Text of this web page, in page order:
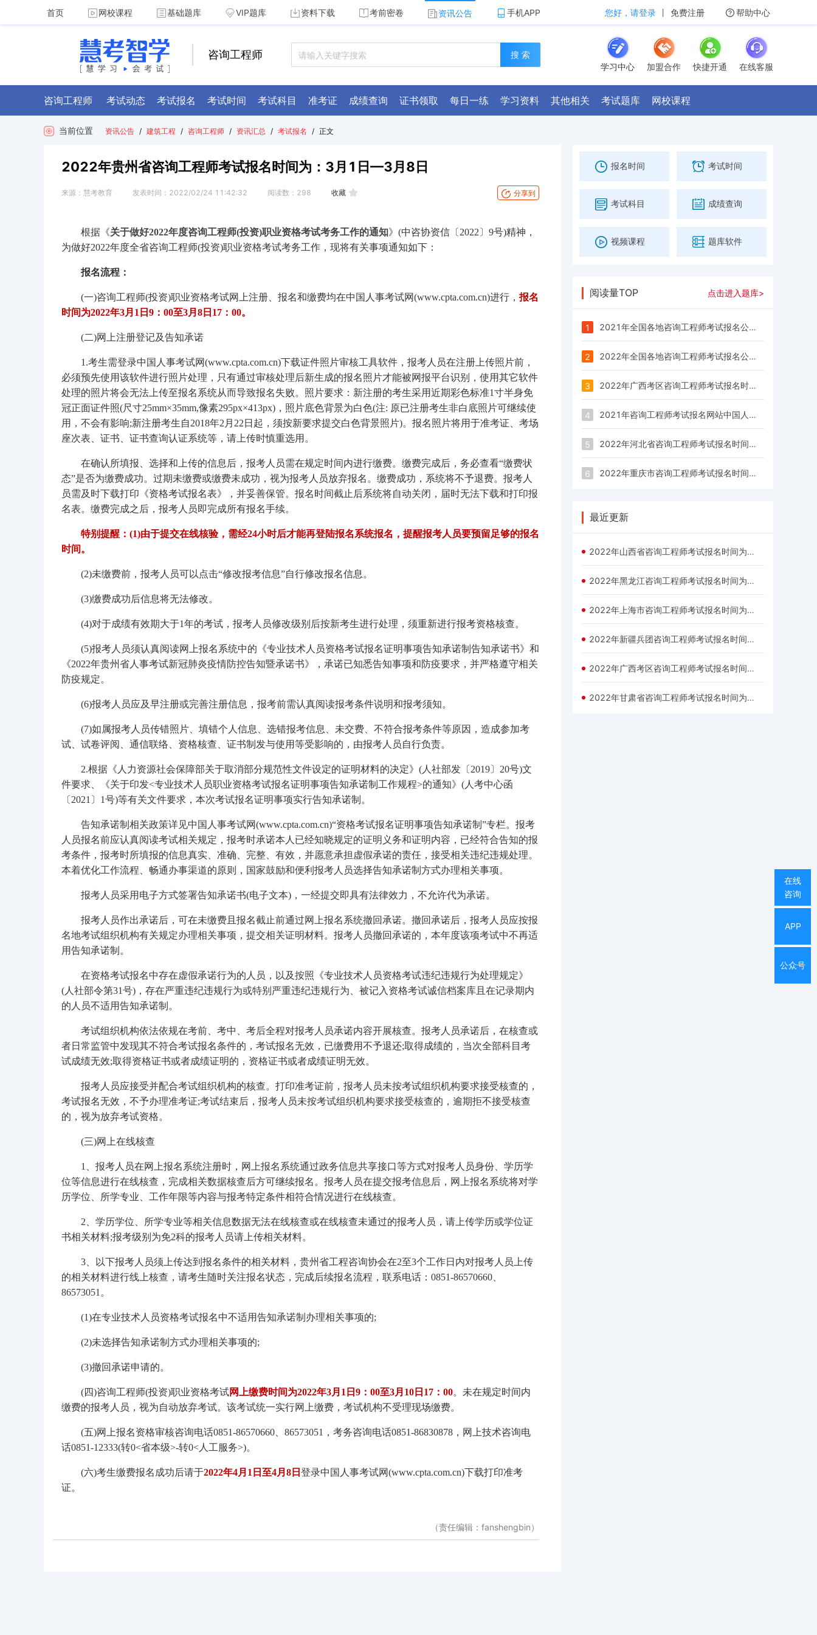
首页 网校课程 基础题库 VIP题库 资料下载 考前密卷 资讯公告 手机APP 您好，请登录 丨 免费注册 帮助中心
在线
咨询
APP
公众号
咨询工程师
搜 索
学习中心
加盟合作 快捷开通 在线客服
咨询工程师 考试动态 考试报名 考试时间 考试科目 准考证 成绩查询 证书领取 每日一练 学习资料 其他相关 考试题库 网校课程
当前位置 资讯公告 / 建筑工程 / 咨询工程师 / 资讯汇总 / 考试报名 / 正文
2022年贵州省咨询工程师考试报名时间为：3月1日—3月8日
来源： 慧考教育 发表时间： 2022/02/24 11:42:32 阅读数： 298 收藏 分享到
根据《关于做好2022年度咨询工程师(投资)职业资格考试考务工作的通知》(中咨协资信〔2022〕9号)精神，
为做好2022年度全省咨询工程师(投资)职业资格考试考务工作，现将有关事项通知如下：
报名流程：
(一)咨询工程师(投资)职业资格考试网上注册、报名和缴费均在中国人事考试网(www.cpta.com.cn)进行， 报名
时间为2022年3月1日9：00至3月8日17：00。
(二)网上注册登记及告知承诺
1.考生需登录中国人事考试网(www.cpta.com.cn)下载证件照片审核工具软件，报考人员在注册上传照片前，
必须预先使用该软件进行照片处理，只有通过审核处理后新生成的报名照片才能被网报平台识别，使用其它软件
处理的照片将会无法上传至报名系统从而导致报名失败。照片要求：新注册的考生采用近期彩色标准1寸半身免
冠正面证件照(尺寸25mm×35mm,像素295px×413px)，照片底色背景为白色(注: 原已注册考生非白底照片可继续使
用，不会有影响;新注册考生自2018年2月22日起，须按新要求提交白色背景照片)。报名照片将用于准考证、考场
座次表、证书、证书查询认证系统等，请上传时慎重选用。
在确认所填报、选择和上传的信息后，报考人员需在规定时间内进行缴费。缴费完成后，务必查看“缴费状
态”是否为缴费成功。过期未缴费或缴费未成功，视为报考人员放弃报名。缴费成功，系统将不予退费。报考人
员需及时下载打印《资格考试报名表》，并妥善保管。报名时间截止后系统将自动关闭，届时无法下载和打印报
名表。缴费完成之后，报考人员即完成所有报名手续。
特别提醒：(1)由于提交在线核验，需经24小时后才能再登陆报名系统报名，提醒报考人员要预留足够的报名
时间。
(2)未缴费前，报考人员可以点击“修改报考信息”自行修改报名信息。
(3)缴费成功后信息将无法修改。
(4)对于成绩有效期大于1年的考试，报考人员修改级别后按新考生进行处理，须重新进行报考资格核查。
(5)报考人员须认真阅读网上报名系统中的《专业技术人员资格考试报名证明事项告知承诺制告知承诺书》和
《2022年贵州省人事考试新冠肺炎疫情防控告知暨承诺书》，承诺已知悉告知事项和防疫要求，并严格遵守相关
防疫规定。
(6)报考人员应及早注册或完善注册信息，报考前需认真阅读报考条件说明和报考须知。
(7)如属报考人员传错照片、填错个人信息、选错报考信息、未交费、不符合报考条件等原因，造成参加考
试、试卷评阅、通信联络、资格核查、证书制发与使用等受影响的，由报考人员自行负责。
2.根据《人力资源社会保障部关于取消部分规范性文件设定的证明材料的决定》(人社部发〔2019〕20号)文
件要求、《关于印发<专业技术人员职业资格考试报名证明事项告知承诺制工作规程>的通知》(人考中心函
〔2021〕1号)等有关文件要求，本次考试报名证明事项实行告知承诺制。
告知承诺制相关政策详见中国人事考试网(www.cpta.com.cn)“资格考试报名证明事项告知承诺制”专栏。报考
人员报名前应认真阅读考试相关规定，报考时承诺本人已经知晓规定的证明义务和证明内容，已经符合告知的报
考条件，报考时所填报的信息真实、准确、完整、有效，并愿意承担虚假承诺的责任，接受相关违纪违规处理。
本着优化工作流程、畅通办事渠道的原则，国家鼓励和便利报考人员选择告知承诺制方式办理相关事项。
报考人员采用电子方式签署告知承诺书(电子文本)，一经提交即具有法律效力，不允许代为承诺。
报考人员作出承诺后，可在未缴费且报名截止前通过网上报名系统撤回承诺。撤回承诺后，报考人员应按报
名地考试组织机构有关规定办理相关事项，提交相关证明材料。报考人员撤回承诺的，本年度该项考试中不再适
用告知承诺制。
在资格考试报名中存在虚假承诺行为的人员，以及按照《专业技术人员资格考试违纪违规行为处理规定》
(人社部令第31号)，存在严重违纪违规行为或特别严重违纪违规行为、被记入资格考试诚信档案库且在记录期内
的人员不适用告知承诺制。
考试组织机构依法依规在考前、考中、考后全程对报考人员承诺内容开展核查。报考人员承诺后，在核查或
者日常监管中发现其不符合考试报名条件的，考试报名无效，已缴费用不予退还;取得成绩的，当次全部科目考
试成绩无效;取得资格证书或者成绩证明的，资格证书或者成绩证明无效。
报考人员应接受并配合考试组织机构的核查。打印准考证前，报考人员未按考试组织机构要求接受核查的，
考试报名无效，不予办理准考证;考试结束后，报考人员未按考试组织机构要求接受核查的，逾期拒不接受核查
的，视为放弃考试资格。
(三)网上在线核查
1、报考人员在网上报名系统注册时，网上报名系统通过政务信息共享接口等方式对报考人员身份、学历学
位等信息进行在线核查，完成相关数据核查后方可继续报名。报考人员在提交报考信息后，网上报名系统将对学
历学位、所学专业、工作年限等内容与报考特定条件相符合情况进行在线核查。
2、学历学位、所学专业等相关信息数据无法在线核查或在线核查未通过的报考人员，请上传学历或学位证
书相关材料;报考级别为免2科的报考人员请上传相关材料。
3、以下报考人员须上传达到报名条件的相关材料，贵州省工程咨询协会在2至3个工作日内对报考人员上传
的相关材料进行线上核查，请考生随时关注报名状态，完成后续报名流程，联系电话：0851-86570660、
86573051。
(1)在专业技术人员资格考试报名中不适用告知承诺制办理相关事项的;
(2)未选择告知承诺制方式办理相关事项的;
(3)撤回承诺申请的。
(四)咨询工程师(投资)职业资格考试网上缴费时间为2022年3月1日9：00至3月10日17：00。未在规定时间内
缴费的报考人员，视为自动放弃考试。该考试统一实行网上缴费，考试机构不受理现场缴费。
(五)网上报名资格审核咨询电话0851-86570660、86573051，考务咨询电话0851-86830878，网上技术咨询电
话0851-12333(转0<省本级>-转0<人工服务>)。
(六)考生缴费报名成功后请于2022年4月1日至4月8日 登录中国人事考试网(www.cpta.com.cn)下载打印准考
证。
（责任编辑：fanshengbin）
报名时间 考试时间
考试科目 成绩查询
视频课程 题库软件
阅读量TOP 点击进入题库>
1 2021年全国各地咨询工程师考试报名公告/报名时间/报名入口汇总
2 2022年全国各地咨询工程师考试报名公告/报名时间/报名入口汇总
3 2022年广西考区咨询工程师考试报名时间为：3月1日—3月8日
4 2021年咨询工程师考试报名网站中国人事考试网：www.cpta.com.cn
5 2022年河北省咨询工程师考试报名时间为：3月1日—3月7日
6 2022年重庆市咨询工程师考试报名时间为：2月28日—3月7日
最近更新
2022年山西省咨询工程师考试报名时间为：3月3日—3月9日
2022年黑龙江咨询工程师考试报名时间为：3月1日—3月7日
2022年上海市咨询工程师考试报名时间为：3月2日—3月9日
2022年新疆兵团咨询工程师考试报名时间为：2月28日—3月10日
2022年广西考区咨询工程师考试报名时间为：3月1日—3月8日
2022年甘肃省咨询工程师考试报名时间为：3月1日—3月8日